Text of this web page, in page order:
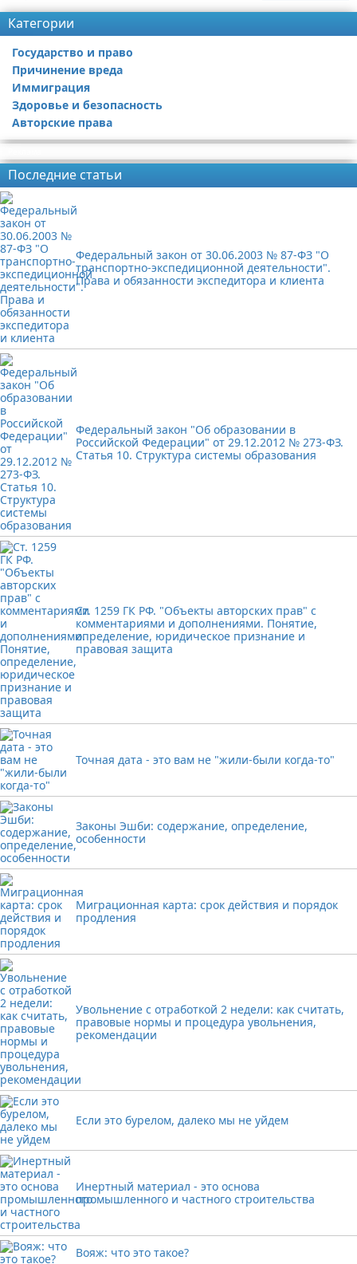
Категории
Государство и право
Причинение вреда
Иммиграция
Здоровье и безопасность
Авторские права
Последние статьи
Федеральный закон от 30.06.2003 № 87-ФЗ "О
транспортно-экспедиционной деятельности".
Права и обязанности экспедитора и клиента
Федеральный закон "Об образовании в
Российской Федерации" от 29.12.2012 № 273-ФЗ.
Статья 10. Структура системы образования
Ст. 1259 ГК РФ. "Объекты авторских прав" с
комментариями и дополнениями. Понятие,
определение, юридическое признание и
правовая защита
Точная дата - это вам не "жили-были когда-то"
Законы Эшби: содержание, определение,
особенности
Миграционная карта: срок действия и порядок
продления
Увольнение с отработкой 2 недели: как считать,
правовые нормы и процедура увольнения,
рекомендации
Если это бурелом, далеко мы не уйдем
Инертный материал - это основа
промышленного и частного строительства
Вояж: что это такое?